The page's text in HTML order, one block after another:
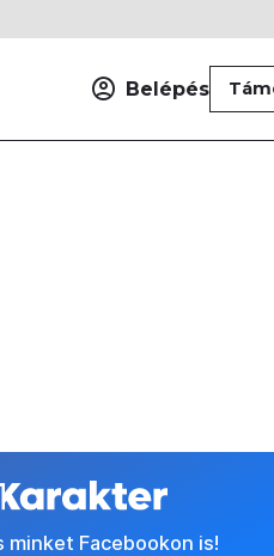
Belépés
minket Facebookon is!